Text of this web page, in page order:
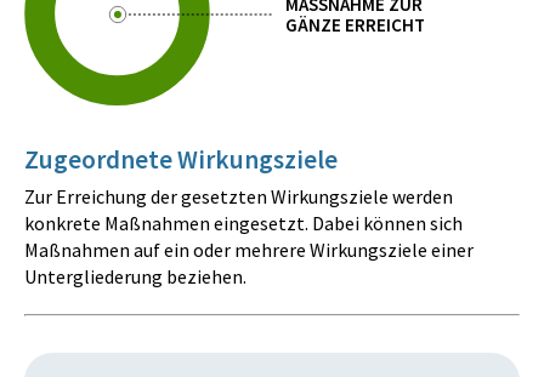
GÄNZE ERREICHT
Zugeordnete Wirkungsziele
Zur Erreichung der gesetzten Wirkungsziele werden
konkrete Maßnahmen eingesetzt. Dabei können sich
Maßnahmen auf ein oder mehrere Wirkungsziele einer
Untergliederung beziehen.